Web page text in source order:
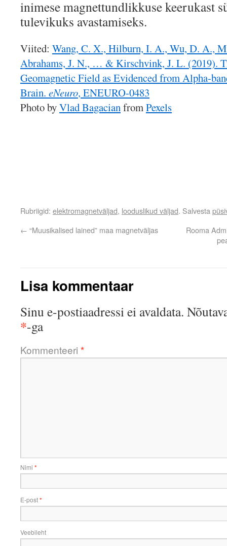
inimese magnettundlikkuse keerukast
tulevikuks avastamiseks.
Viited: Wang, C. X., Hilburn, I. A., Wu, D. A.,
Abrahams, J. N., … & Kirschvink, J. L. (2019).
Geomagnetic Field as Evidenced from Alpha-
Brain. eNeuro, ENEURO-0483
Photo byVlad BagacianfromPexels
Rubriigid: elektromagnetväljad, looduslikud väljad. Salvesta
← “Muusikalised lained” maa magnetväljas
Rooma
Lisa kommentaar
Sinu e-postiaadressi ei avaldata.
*-ga
Kommenteeri *
Nimi *
E-post*
Veebileht